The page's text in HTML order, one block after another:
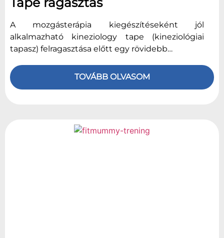
A mozgásterápia kiegészítéseként jól
alkalmazható kineziology tape (kineziológiai
tapasz) felragasztása előtt egy rövidebb…
TOVÁBB OLVASOM